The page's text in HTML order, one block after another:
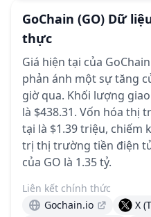
GoChain (GO) Dữ
thực
Giá hiện tại của
phản ánh một sự tăng
giờ qua. Khối lượng
là $438.31. Vốn hóa thị
tại là $1.39 triệu, chiếm
trị thị trường tiền điện
của GO là 1.35 tỷ.
Liên kết chính thức
Gochain.io
X